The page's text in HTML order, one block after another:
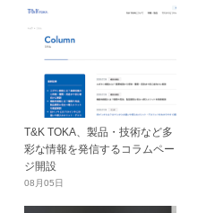
T&K TOKA、製品・技術など多
彩な情報を発信するコラムペー
ジ開設
08月05日